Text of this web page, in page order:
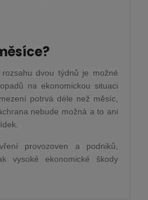
dvou týdnů je možné
na ekonomickou situaci
potrvá déle než měsíc,
nebude možná a to ani
provozoven a podniků,
vysoké ekonomické škody